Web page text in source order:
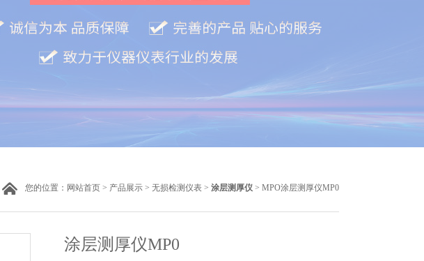
您的位置： 网站首页 > 产品展示 > 无损检测仪表 > 涂层测厚仪 > MPO涂层测厚仪MP0
涂层测厚仪MP0